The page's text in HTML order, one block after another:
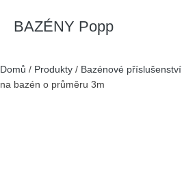
BAZÉNY Popp
Domů / Produkty / Bazénové příslušenství
na bazén o průměru 3m